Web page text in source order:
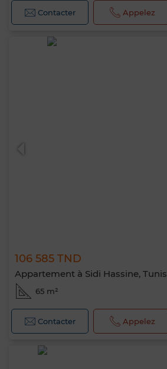
Contacter Appelez
106 585 TND
Appartement à Sidi Hassine, Tunis
65 m²
Contacter Appelez